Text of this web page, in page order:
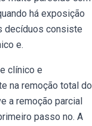
há exposição
decíduos consiste
e.
clínico e
na remoção total do
a remoção parcial
passo no. A